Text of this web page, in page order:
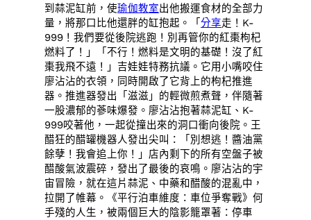
到蒜泥缸前，使瑜伽教室出他搬運食材的全部力
量，將那口比他還胖的缸抱起。「分享走！K-
999！我們要從後院逃跑！別再管你的紅棗枸杞
燃料了！」「不行！燃料是文明的基礎！沒了紅
棗我飛不遠！」吉娃娃特務抗議。它用小嘴咬住
廖沾沾的衣領，同時開啟了它背上的枸杞推進
器。推進器發出「滋滋」的輕微煎煮聲，伴隨著
一股濃郁的蔘味爆發。廖沾沾抱著蒜泥缸、K-
999咬著他，一起從撞出來的洞口衝向後院。王
醋狂的醋罐機器人發出尖叫：「別想逃！醬油黨
餘孽！我會追上你！」店內剩下的所有空盤子被
醋酸氣波震碎，發出了最後的哀鳴。廖沾沾的宇
宙冒險，就在這片蒜泥、中藥和醋酸的混亂中，
拉開了帷幕。《平行泊車維度：車位爭奪戰》何
手殘的人生，被兩個巨大的陰影籠罩著：停車